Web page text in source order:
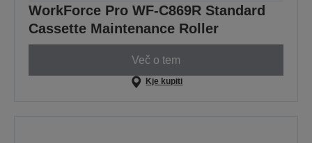
WorkForce Pro WF-C869R Standard
Cassette Maintenance Roller
Več o tem
Kje kupiti